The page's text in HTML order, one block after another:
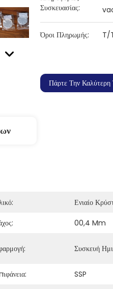
Συσκευασίας:
Όροι Πληρωμής: T/
Πάρτε Την Καλύτερη
Ενιαίο
00,4 Mm
Συσκευή
SSP